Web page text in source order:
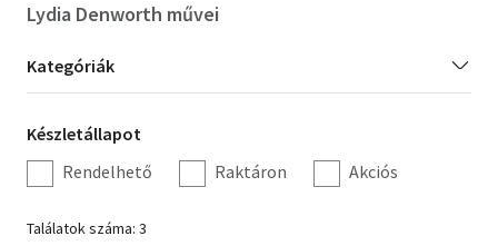
Tankönyv, segédkönyv
Társadalomtudomány
Természettudomány
Történelem
Vallás
Lydia Denworth művei
Kategória
szűrés
Kategóriák
Készletállapot
szűrés
Készletállapot
Rendelhető
Raktáron Akciós
Találatok száma: 3